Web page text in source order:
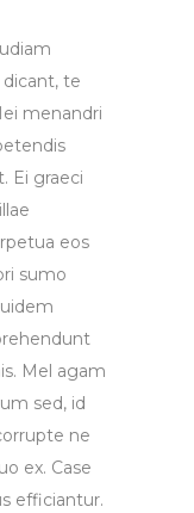
te
menandri
Ei graeci
eos
sumo
Mel agam
sed, id
ne
ex. Case
efficiantur.